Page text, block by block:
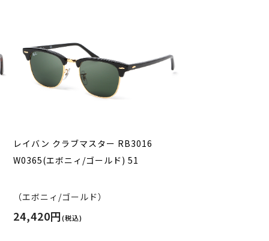
レイバン クラブマスター RB3016
W0365(エボニィ/ゴールド) 51
（エボニィ/ゴールド）
24,420円(税込)